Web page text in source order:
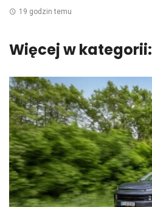
19 godzin temu
Więcej w kategorii: